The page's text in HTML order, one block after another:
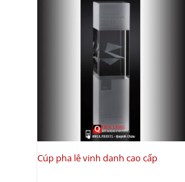
Cúp pha lê vinh danh cao cấp